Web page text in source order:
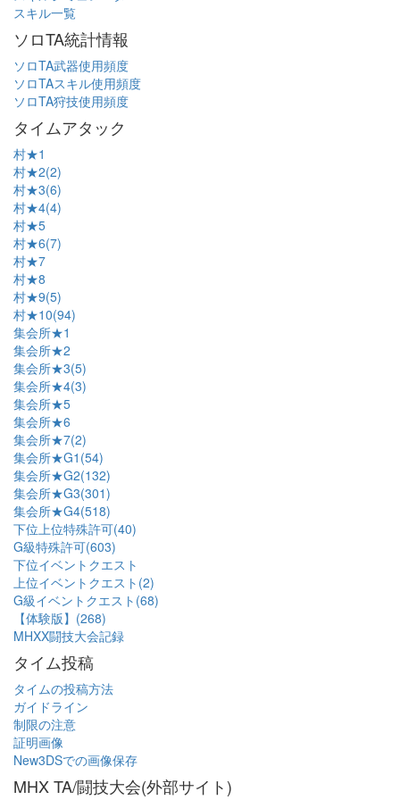
スキル一覧
ソロTA統計情報
ソロTA武器使用頻度
ソロTAスキル使用頻度
ソロTA狩技使用頻度
タイムアタック
村★1
村★2(2)
村★3(6)
村★4(4)
村★5
村★6(7)
村★7
村★8
村★9(5)
村★10(94)
集会所★1
集会所★2
集会所★3(5)
集会所★4(3)
集会所★5
集会所★6
集会所★7(2)
集会所★G1(54)
集会所★G2(132)
集会所★G3(301)
集会所★G4(518)
下位上位特殊許可(40)
G級特殊許可(603)
下位イベントクエスト
上位イベントクエスト(2)
G級イベントクエスト(68)
【体験版】(268)
MHXX闘技大会記録
タイム投稿
タイムの投稿方法
ガイドライン
制限の注意
証明画像
New3DSでの画像保存
MHX TA/闘技大会(外部サイト)